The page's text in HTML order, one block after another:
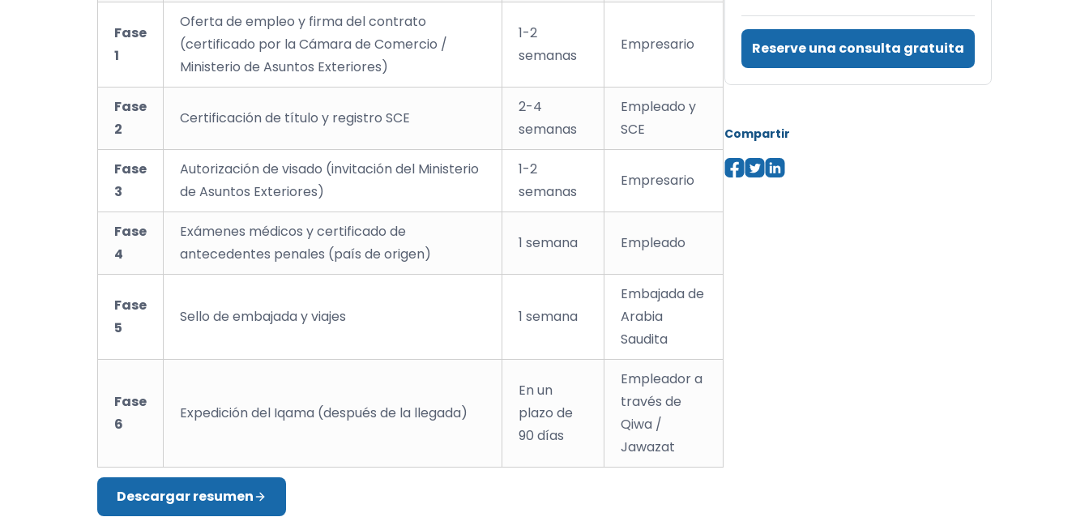
Fase
1
Oferta de empleo y firma del contrato
(certificado por la Cámara de Comercio /
Ministerio de Asuntos Exteriores)
1-2
semanas
Empresario
Fase
2
Certificación de título y registro SCE
2-4
semanas
Empleado y
SCE
Fase
3
Autorización de visado (invitación del Ministerio
de Asuntos Exteriores)
1-2
semanas
Empresario
Fase
4
Exámenes médicos y certificado de
antecedentes penales (país de origen)
1 semana Empleado
Fase
5
Sello de embajada y viajes 1 semana
Embajada de
Arabia
Saudita
Fase
6
Expedición del Iqama (después de la llegada)
En un
plazo de
90 días
Empleador a
través de
Qiwa /
Jawazat
Descargar resumen
Reserve una consulta gratuita
Compartir